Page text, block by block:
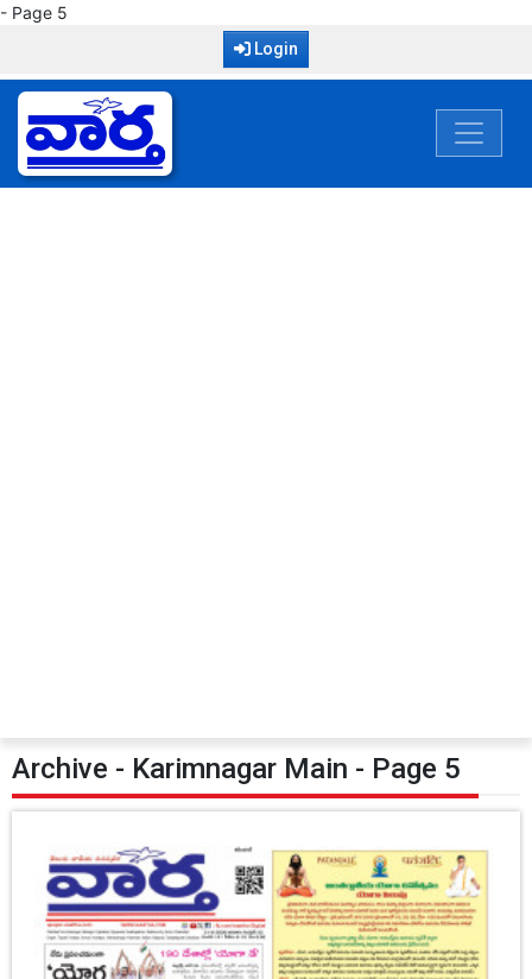
- Page 5
Login
Archive - Karimnagar Main - Page 5